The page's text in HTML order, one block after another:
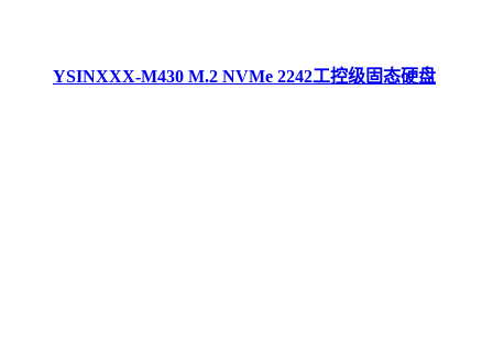
YSINXXX-M430 M.2 NVMe 2242工控级固态硬盘